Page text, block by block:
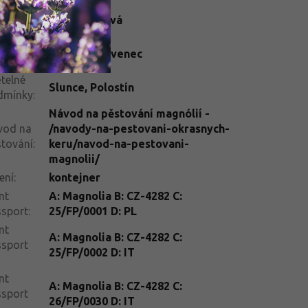
:
Bílá, Krémová
:
Červen,Červenec
:
Slunce, Polostín
na
:
Návod na pěstování magnólií -
/navody-na-pestovani-okrasnych-
keru/navod-na-pestovani-
magnolii/
:
kontejner
:
A: Magnolia B: CZ-4282 C:
25/FP/0001 D: PL
A: Magnolia B: CZ-4282 C:
25/FP/0002 D: IT
A: Magnolia B: CZ-4282 C:
26/FP/0030 D: IT